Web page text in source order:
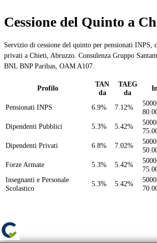
Cessione del Quinto a
Servizio di cessione del quinto per pensionati INPS,
privati a Chieti, Abruzzo. Consulenza Gruppo
BNL BNP Paribas, OAM A107.
Profilo
TAN
da
TAEG
da
Pensionati INPS 6.9% 7.12%
Dipendenti Pubblici
5.3% 5.42%
Dipendenti Privati
6.8% 7.02%
Forze Armate
5.3% 5.42%
Insegnanti e Personale
Scolastico
5.3% 5.42%